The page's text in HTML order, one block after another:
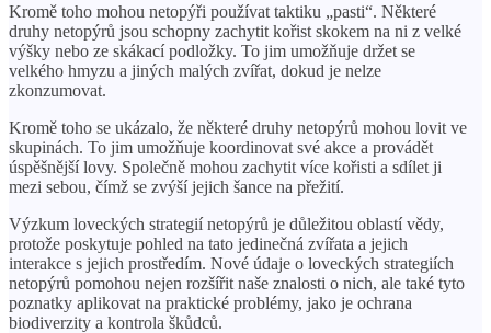
Kromě toho mohou netopýři používat taktiku „pasti“. Některé
druhy netopýrů jsou schopny zachytit kořist skokem na ni z velké
výšky nebo ze skákací podložky. To jim umožňuje držet se
velkého hmyzu a jiných malých zvířat, dokud je nelze
zkonzumovat.
Kromě toho se ukázalo, že některé druhy netopýrů mohou lovit ve
skupinách. To jim umožňuje koordinovat své akce a provádět
úspěšnější lovy. Společně mohou zachytit více kořisti a sdílet ji
mezi sebou, čímž se zvýší jejich šance na přežití.
Výzkum loveckých strategií netopýrů je důležitou oblastí vědy,
protože poskytuje pohled na tato jedinečná zvířata a jejich
interakce s jejich prostředím. Nové údaje o loveckých strategiích
netopýrů pomohou nejen rozšířit naše znalosti o nich, ale také tyto
poznatky aplikovat na praktické problémy, jako je ochrana
biodiverzity a kontrola škůdců.